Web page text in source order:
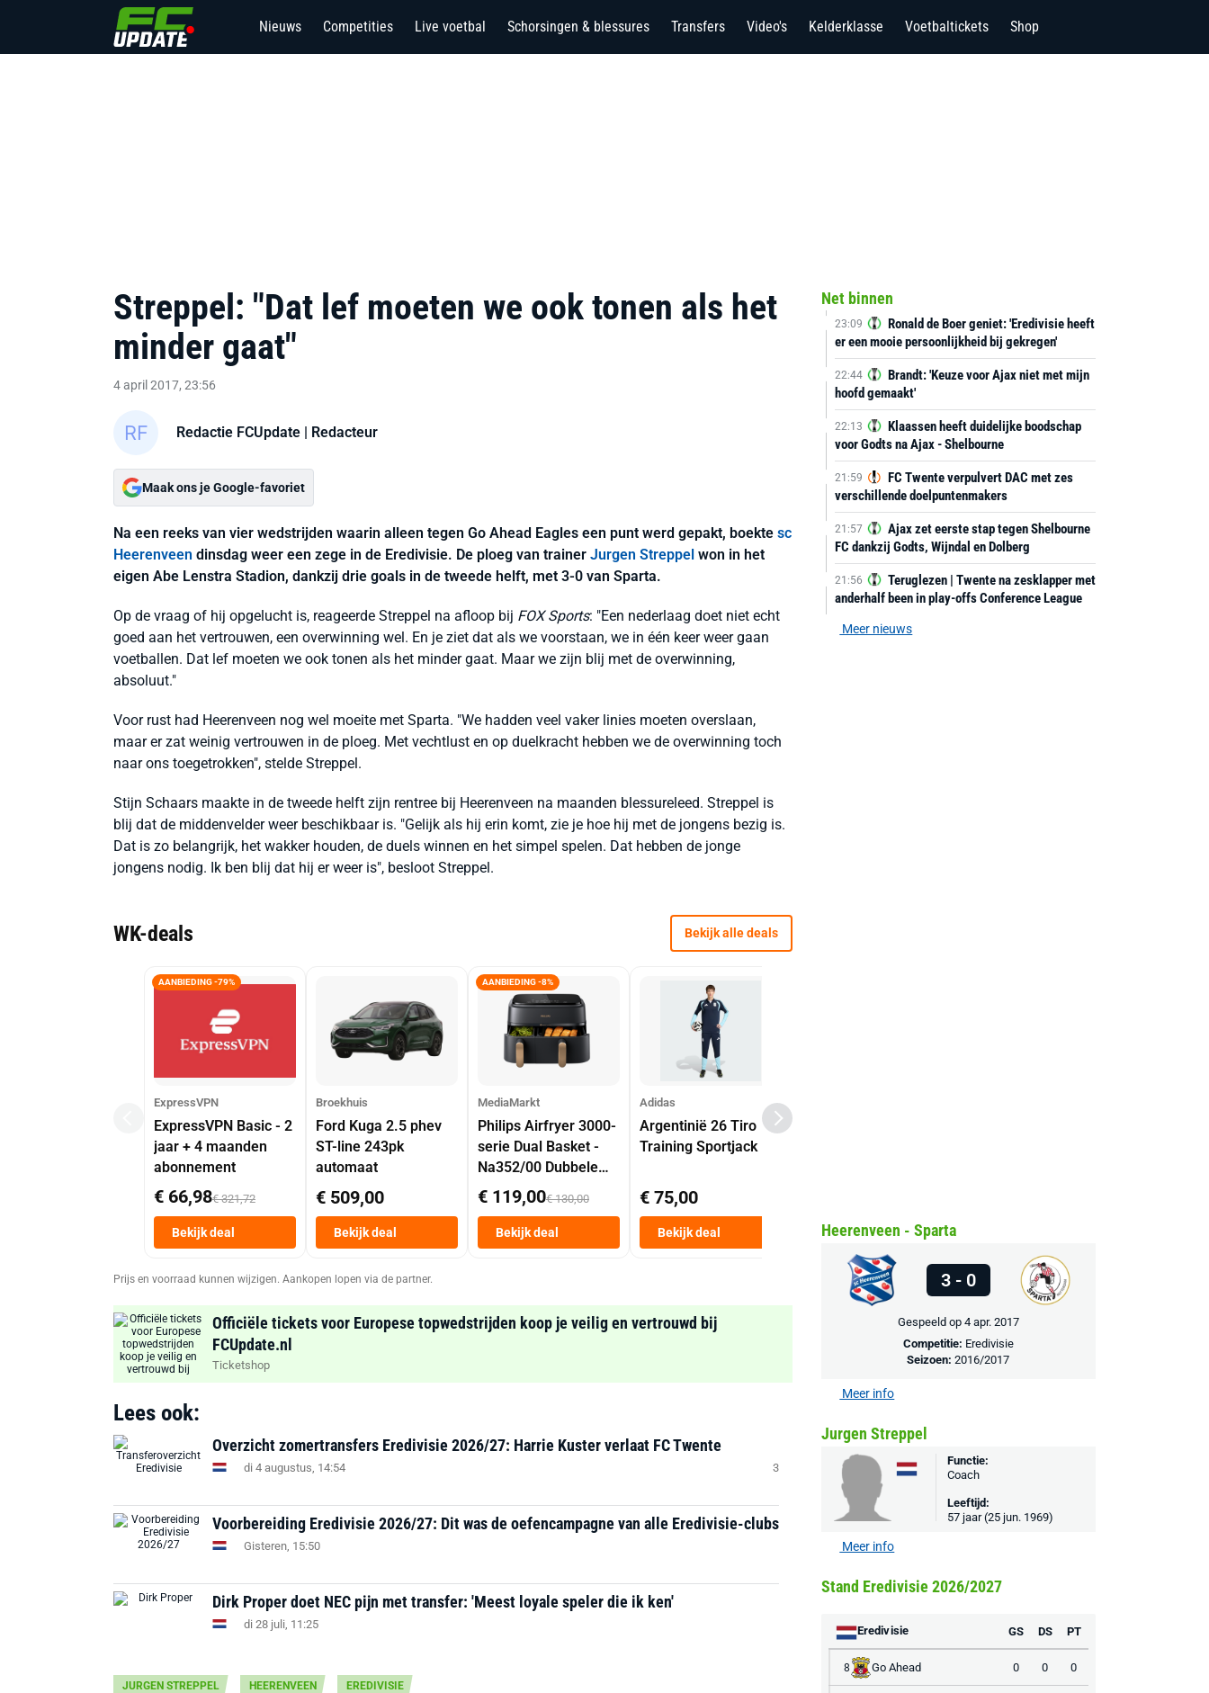
Nieuws Competities Live voetbal Schorsingen & blessures Transfers Video's Kelderklasse Voetbaltickets Shop
Streppel: "Dat lef moeten we ook tonen als het
minder gaat"
4 april 2017, 23:56
Redactie FCUpdate | Redacteur
Maak ons je Google-favoriet
Na een reeks van vier wedstrijden waarin alleen tegen Go Ahead Eagles een punt werd gepakt, boekte sc
Heerenveen dinsdag weer een zege in de Eredivisie. De ploeg van trainer Jurgen Streppel won in het
eigen Abe Lenstra Stadion, dankzij drie goals in de tweede helft, met 3-0 van Sparta.
Op de vraag of hij opgelucht is, reageerde Streppel na afloop bij FOX Sports: "Een nederlaag doet niet echt
goed aan het vertrouwen, een overwinning wel. En je ziet dat als we voorstaan, we in één keer weer gaan
voetballen. Dat lef moeten we ook tonen als het minder gaat. Maar we zijn blij met de overwinning,
absoluut."
Voor rust had Heerenveen nog wel moeite met Sparta. "We hadden veel vaker linies moeten overslaan,
maar er zat weinig vertrouwen in de ploeg. Met vechtlust en op duelkracht hebben we de overwinning toch
naar ons toegetrokken", stelde Streppel.
Stijn Schaars maakte in de tweede helft zijn rentree bij Heerenveen na maanden blessureleed. Streppel is
blij dat de middenvelder weer beschikbaar is. "Gelijk als hij erin komt, zie je hoe hij met de jongens bezig is.
Dat is zo belangrijk, het wakker houden, de duels winnen en het simpel spelen. Dat hebben de jonge
jongens nodig. Ik ben blij dat hij er weer is", besloot Streppel.
WK-deals Bekijk alle deals
AANBIEDING -79%
ExpressVPN
ExpressVPN Basic - 2
jaar + 4 maanden
abonnement
€ 66,98€ 321,72
Bekijk deal
Broekhuis
Ford Kuga 2.5 phev
ST-line 243pk
automaat
€ 509,00
Bekijk deal
AANBIEDING -8%
MediaMarkt
Philips Airfryer 3000-
serie Dual Basket -
Na352/00 Dubbele
Mand 9 L Tot 6
Personen
Heteluchtfriteuse
Zwart
€ 119,00€ 130,00
Bekijk deal
Adidas
Argentinië 26 Tiro
Training Sportjack
€ 75,00
Bekijk deal Bekijk deal
Prijs en voorraad kunnen wijzigen. Aankopen lopen via de partner.
Officiële tickets voor Europese topwedstrijden koop je veilig en vertrouwd bij
FCUpdate.nl
Ticketshop
Lees ook:
Overzicht zomertransfers Eredivisie 2026/27: Harrie Kuster verlaat FC Twente
di 4 augustus, 14:54 3
Voorbereiding Eredivisie 2026/27: Dit was de oefencampagne van alle Eredivisie-clubs
Gisteren, 15:50
Dirk Proper doet NEC pijn met transfer: 'Meest loyale speler die ik ken'
di 28 juli, 11:25
JURGEN STREPPEL HEERENVEEN EREDIVISIE
Net binnen
23:09
Ronald de Boer geniet: 'Eredivisie heeft
er een mooie persoonlijkheid bij gekregen'
22:44
Brandt: 'Keuze voor Ajax niet met mijn
hoofd gemaakt'
22:13
Klaassen heeft duidelijke boodschap
voor Godts na Ajax - Shelbourne
21:59
FC Twente verpulvert DAC met zes
verschillende doelpuntenmakers
21:57
Ajax zet eerste stap tegen Shelbourne
FC dankzij Godts, Wijndal en Dolberg
21:56
Teruglezen | Twente na zesklapper met
anderhalf been in play-offs Conference League
Meer nieuws
Heerenveen - Sparta
3 - 0
Gespeeld op 4 apr. 2017
Competitie: Eredivisie
Seizoen:2016/2017
Meer info
Jurgen Streppel
Functie:
Coach
Leeftijd:
57 jaar (25 jun. 1969)
Meer info
Stand Eredivisie 2026/2027
Eredivisie GS DS PT
8 Go Ahead 0 0 0